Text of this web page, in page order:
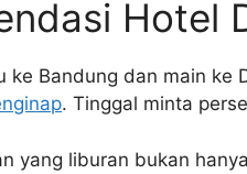
Hotel
ke Bandung dan main ke
. Tinggal minta
yang liburan bukan